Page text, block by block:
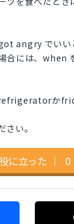
angry でいい
合には、when
か
い。
役に立った ｜ 0